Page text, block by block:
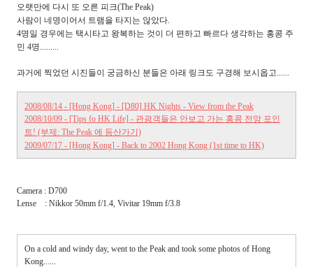
오랫만에 다시 또 오른 피크(The Peak)
사람이 네명이어서 트램을 타지는 않았다.
4명일 경우에는 택시타고 왕복하는 것이 더 편하고 빠르다 생각하는 홍콩 주
민 4명.........
과거에 찍었던 시진들이 궁금하신 분들은 아래 링크도 구경해 보시옵고......
2008/08/14 - [Hong Kong] - [D80] HK Nights - View from the Peak
2008/10/09 - [Tips fo HK Life] - 관광객들은 안보고 가는 홍콩 전망 포인
트! (부제: The Peak 에 등산가기)
2009/07/17 - [Hong Kong] - Back to 2002 Hong Kong (1st time to HK)
Camera : D700
Lense : Nikkor 50mm f/1.4, Vivitar 19mm f/3.8
On a cold and windy day, went to the Peak and took some photos of Hong
Kong......